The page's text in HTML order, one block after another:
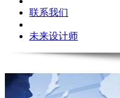
联系我们
未来设计师